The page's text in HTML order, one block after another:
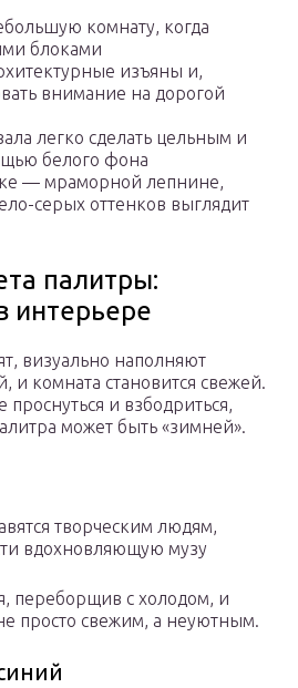
комнату, когда
блоками
изъяны и,
внимание на дорогой
легко сделать цельным и
белого фона
— мраморной лепнине,
серых оттенков выглядит
палитры:
интерьере
визуально наполняют
и комната становится свежей.
проснуться и взбодриться,
может быть «зимней».
творческим людям,
вдохновляющую музу
переборщив с холодом, и
просто свежим, а неуютным.